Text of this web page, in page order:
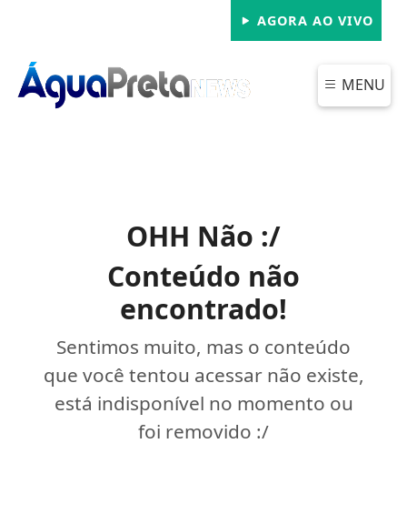
AGORA AO VIVO
MENU
OHH Não :/
Conteúdo não
encontrado!
Sentimos muito, mas o conteúdo
que você tentou acessar não existe,
está indisponível no momento ou
foi removido :/